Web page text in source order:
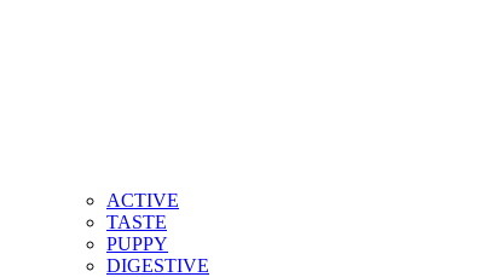
ACTIVE
TASTE
PUPPY
DIGESTIVE